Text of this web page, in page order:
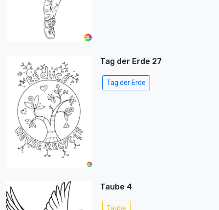
Tag der Erde 27
Tag der Erde
Taube 4